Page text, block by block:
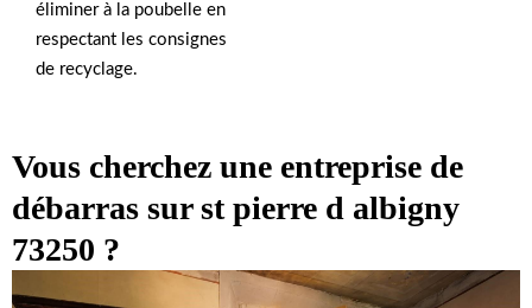
éliminer à la poubelle en
respectant les consignes
de recyclage.
Vous cherchez une entreprise de
débarras sur st pierre d albigny
73250 ?